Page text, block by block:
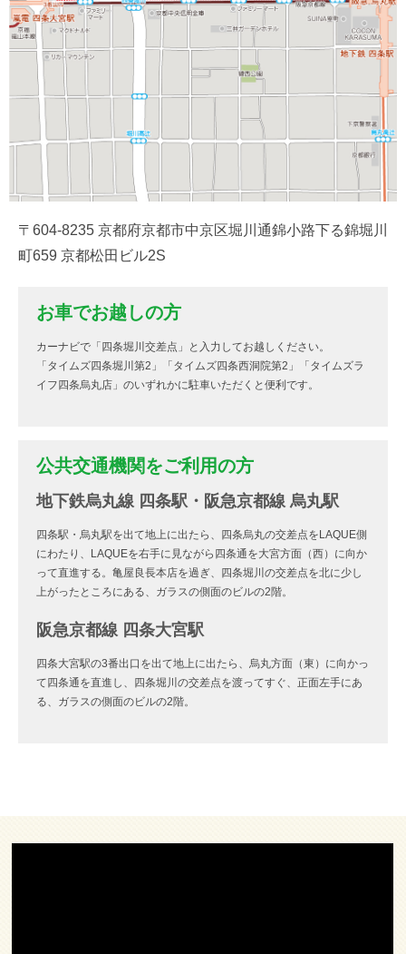
〒604-8235 京都府京都市中京区堀川通錦小路下る錦堀川
町659 京都松田ビル2S
お車でお越しの方
カーナビで「四条堀川交差点」と入力してお越しください。
「タイムズ四条堀川第2」「タイムズ四条西洞院第2」「タイムズラ
イフ四条烏丸店」のいずれかに駐車いただくと便利です。
公共交通機関をご利用の方
地下鉄烏丸線 四条駅・阪急京都線 烏丸駅
四条駅・烏丸駅を出て地上に出たら、四条烏丸の交差点をLAQUE側
にわたり、LAQUEを右手に見ながら四条通を大宮方面（西）に向か
って直進する。亀屋良長本店を過ぎ、四条堀川の交差点を北に少し
上がったところにある、ガラスの側面のビルの2階。
阪急京都線 四条大宮駅
四条大宮駅の3番出口を出て地上に出たら、烏丸方面（東）に向かっ
て四条通を直進し、四条堀川の交差点を渡ってすぐ、正面左手にあ
る、ガラスの側面のビルの2階。